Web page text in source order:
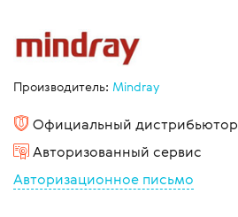
Производитель: Mindray
Официальный дистрибьютор
Авторизованный сервис
Авторизационное письмо